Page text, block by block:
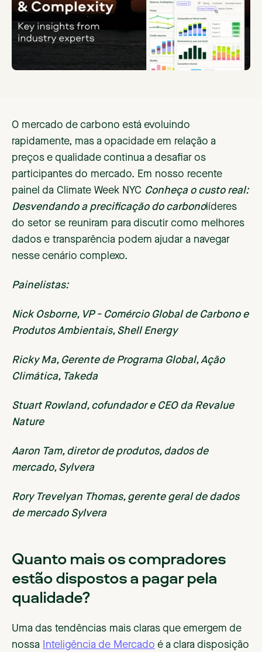
O mercado de carbono está evoluindo
rapidamente, mas a opacidade em relação a
preços e qualidade continua a desafiar os
participantes do mercado. Em nosso recente
painel da Climate Week NYC Conheça o custo real:
Desvendando a precificação do carbonolíderes
do setor se reuniram para discutir como melhores
dados e transparência podem ajudar a navegar
nesse cenário complexo.
Painelistas:
Nick Osborne, VP - Comércio Global de Carbono e
Produtos Ambientais, Shell Energy
Ricky Ma, Gerente de Programa Global, Ação
Climática, Takeda
Stuart Rowland, cofundador e CEO da Revalue
Nature
Aaron Tam, diretor de produtos, dados de
mercado, Sylvera
Rory Trevelyan Thomas, gerente geral de dados
de mercado Sylvera
Quanto mais os compradores
estão dispostos a pagar pela
qualidade?
Uma das tendências mais claras que emergem de
nossa
Inteligência de Mercado é a clara disposição